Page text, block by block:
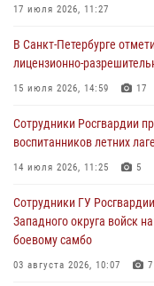
Росгвардейцы приняли
В Ленинградской области
пропавшего мальчика с
03 августа 2026, 11:51
В Санкт-Петербурге при
03 августа 2026, 10:15 1
17 июля 2026, 11:27
В Санкт-Петербурге
лицензионно-
15 июля 2026, 14:59 17
Сотрудники Росгвардии
воспитанников летних
14 июля 2026, 11:25 5
Сотрудники ГУ
Западного округа войск
боевому самбо
03 августа 2026, 10:07 7